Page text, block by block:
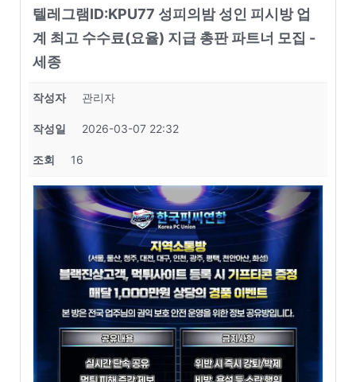
텔레그램ID:KPU77 성피의밤 성인 피시방 업
계 최고 수수료(요율) 지급 총판 파트너 모집 -
세종
작성자 관리자
작성일 2026-03-07 22:32
조회 16